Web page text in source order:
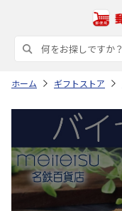
ホーム ギフトストア